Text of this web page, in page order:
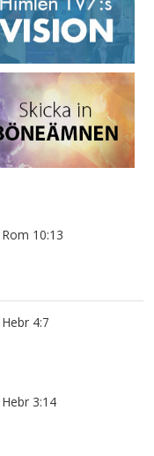
Rom 10:13
Hebr 4:7
Hebr 3:14